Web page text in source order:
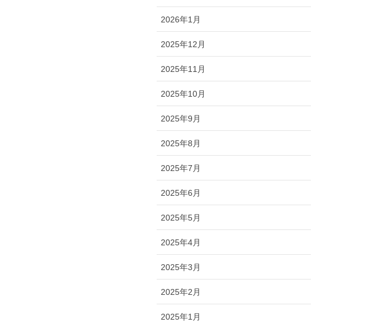
2026年1月
2025年12月
2025年11月
2025年10月
2025年9月
2025年8月
2025年7月
2025年6月
2025年5月
2025年4月
2025年3月
2025年2月
2025年1月